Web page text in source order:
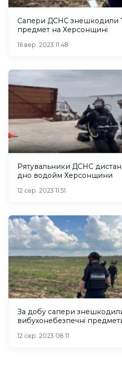
Сапери ДСНС знешкодили
предмет на Херсонщині
16 вер. 2023 11:48
Рятувальники ДСНС
дно водойм Херсонщини
12 сер. 2023 11:51
За добу сапери
вибухонебезпечні
12 сер. 2023 08:11